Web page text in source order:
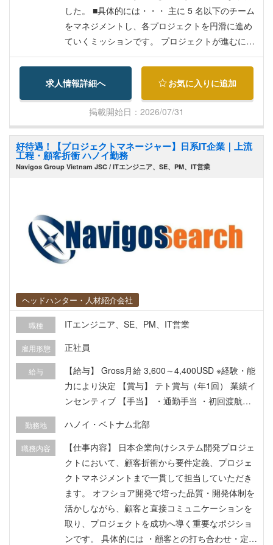
す。 ・成長中の組織において、コアメンバーとし
て組織作りや品質向上に貢献できます。
した。 ■具体的には・・・ 主に 5 名以下のチーム
をマネジメントし、各プロジェクトを円滑に進め
ていくミッションです。 プロジェクトが進むにつ
れて、日本のエンドユーザーと直接やり取りを行
っていただくケースも増えてきます。 尚、社内は
日本語話者も多く在籍しておりますので、言語不
問です。
求人情報詳細へ お気に入りに追加
掲載開始日：2026/07/31
好待遇！【プロジェクトマネージャー】日系IT企業｜上流
工程・顧客折衝 ハノイ勤務
Navigos Group Vietnam JSC / ITエンジニア、SE、PM、IT営業
ヘッドハンター・人材紹介会社
職種 ITエンジニア、SE、PM、IT営業
雇用形態 正社員
給与
【給与】 Gross月給 3,600～4,400USD ※経験・能
力により決定 【賞与】 テト賞与（年1回） 業績イ
ンセンティブ 【手当】 ・通勤手当 ・初回渡航費
取得費用 ・ベトナム語学習補助 ・PMP資格取得
支援 【福利厚生】 ・民間医療保険 ・昇給（年1
回） ・各種研修制度 ・長期キャリア形成支援
勤務地 ハノイ・ベトナム北部
職務内容
【仕事内容】 日本企業向けシステム開発プロジェ
クトにおいて、顧客折衝から要件定義、プロジェ
クトマネジメントまで一貫して担当していただき
ます。 オフショア開発で培った品質・開発体制を
活かしながら、顧客と直接コミュニケーションを
取り、プロジェクトを成功へ導く重要なポジショ
ンです。 具体的には ・顧客との打ち合わせ・定例